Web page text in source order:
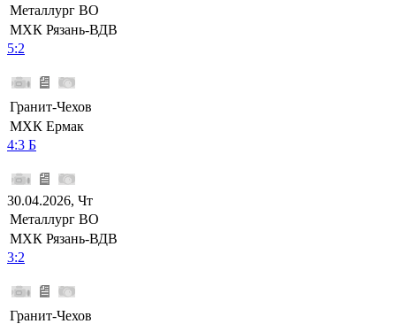
Металлург ВО
МХК Рязань-ВДВ
5:2
Гранит-Чехов
МХК Ермак
4:3 Б
30.04.2026, Чт
Металлург ВО
МХК Рязань-ВДВ
3:2
Гранит-Чехов